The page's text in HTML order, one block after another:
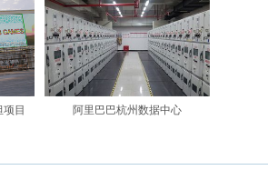
目 阿里巴巴杭州数据中心